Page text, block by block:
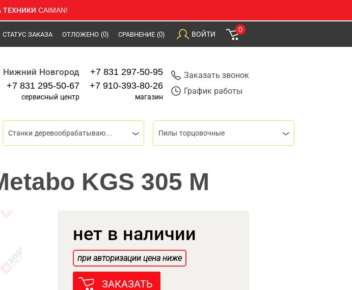
CAIMAN!
СТАТУС ЗАКАЗА ОТЛОЖЕНО (0) СРАВНЕНИЕ (0) ВОЙТИ
0
Нижний Новгород
+7 831 295-50-67
сервисный центр
+7 831 297-50-95
+7 910-393-80-26
магазин
Заказать звонок
График работы
Пилы торцовочные
KGS 305 M
нет в наличии
при авторизации цена ниже
ЗАКАЗАТЬ